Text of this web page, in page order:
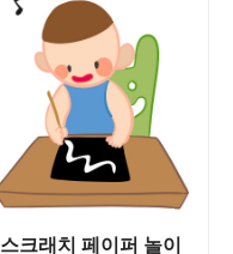
스크래치 페이퍼 놀이